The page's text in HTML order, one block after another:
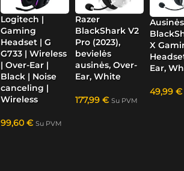
Logitech |
Gaming
Headset | G
G733 | Wireless
| Over-Ear |
Black | Noise
canceling |
Wireless
99,60 € Su PVM
Razer
BlackShark V2
Pro (2023),
bevielės
ausinės, Over-
Ear, White
177,99 € Su PVM
X
Ear,
49,99 €